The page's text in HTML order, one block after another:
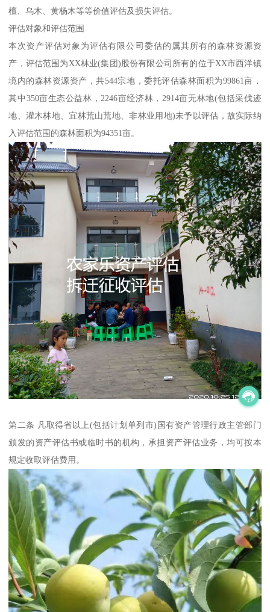
檀、乌木、黄杨木等等价值评估及损失评估。
评估对象和评估范围
本次资产评估对象为评估有限公司委估的属其所有的森林资源资
产，评估范围为XX林业(集团)股份有限公司所有的位于XX市西洋镇
境内的森林资源资产，共544宗地，委托评估森林面积为99861亩，
其中350亩生态公益林，2246亩经济林，2914亩无林地(包括采伐迹
地、灌木林地、宜林荒山荒地、非林业用地)未予以评估，故实际纳
入评估范围的森林面积为94351亩。
第二条 凡取得省以上(包括计划单列市)国有资产管理行政主管部门
颁发的资产评估书或临时书的机构，承担资产评估业务，均可按本
规定收取评估费用。